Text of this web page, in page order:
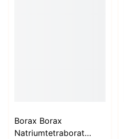
Borax Borax
Natriumtetraborat